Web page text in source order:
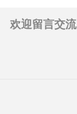
欢迎留言交流